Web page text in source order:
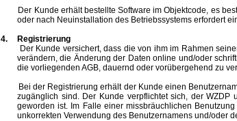
Der Kunde erhält bestellte Software im Objektcode, es
oder nach Neuinstallation des Betriebssystems erfordert
4.
Registrierung
Der Kunde versichert, dass die von ihm im Rahmen
verändern, die Änderung der Daten online und/oder
die vorliegenden AGB, dauernd oder vorübergehend zu
Bei der Registrierung erhält der Kunde einen
zugänglich sind. Der Kunde verpflichtet sich, der
geworden ist. Im Falle einer missbräuchlichen
unkorrekten Verwendung des Benutzernamens und/oder